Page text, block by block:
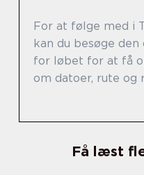
For at følge med i
kan du besøge
for løbet for at få
om datoer, rute og
Få læst